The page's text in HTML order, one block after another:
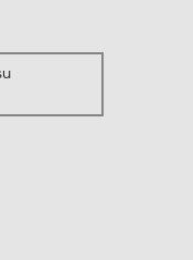
griglie forno